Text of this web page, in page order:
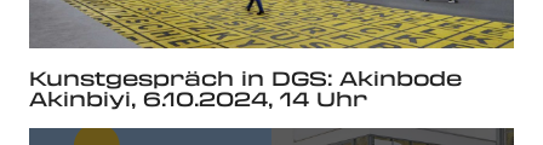
Kunstgespräch in DGS: Akinbode
Akinbiyi, 6.10.2024, 14 Uhr